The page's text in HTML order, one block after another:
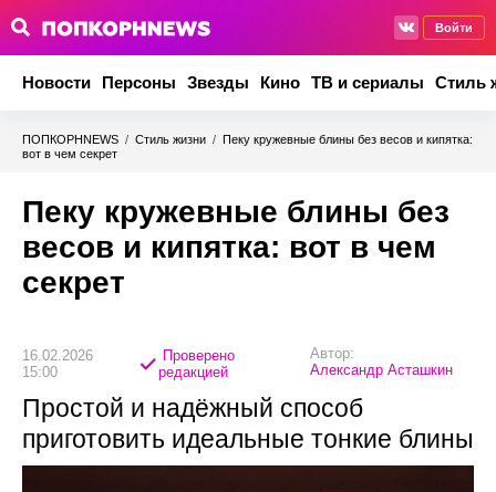
Войти
Новости Персоны Звезды Кино ТВ и сериалы Стиль
ПОПКОРНNEWS / Стиль жизни / Пеку кружевные блины без весов и кипятка:
вот в чем секрет
Пеку кружевные блины без
весов и кипятка: вот в чем
секрет
16.02.2026
15:00
Проверено
редакцией
Автор:
Александр Асташкин
Простой и надёжный способ
приготовить идеальные тонкие блины